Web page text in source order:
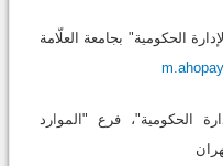
الحکومیة" بجامعة العلّامة
الحکومیة"، فرع "الموارد
طهران